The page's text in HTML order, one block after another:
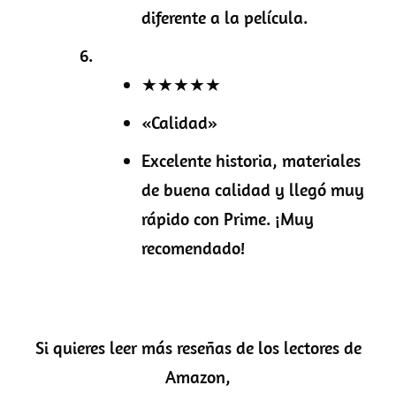
diferente a la película.
★★★★★
«Calidad»
Excelente historia, materiales
de buena calidad y llegó muy
rápido con Prime. ¡Muy
recomendado!
Si quieres leer más reseñas de los lectores de
Amazon,